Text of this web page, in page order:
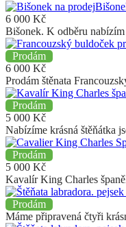
6 000 Kč
Bišonek. K odběru
Prodám
6 000 Kč
Prodám štěnata
Prodám
5 000 Kč
Nabízíme krásná štěňátka
Prodám
5 000 Kč
Kavalír King Charles
Prodám
Máme připravená čtyři